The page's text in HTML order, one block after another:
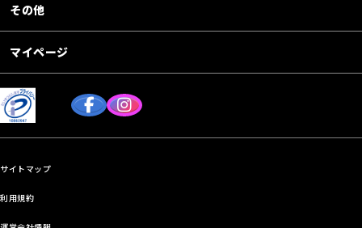
その他
マイページ
サイトマップ
利用規約